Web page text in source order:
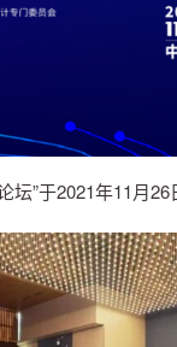
坛”于2021年11月